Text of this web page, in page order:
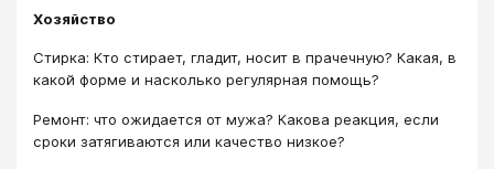
Хозяйство
Стирка: Кто стирает, гладит, носит в прачечную? Какая, в
какой форме и насколько регулярная помощь?
Ремонт: что ожидается от мужа? Какова реакция, если
сроки затягиваются или качество низкое?